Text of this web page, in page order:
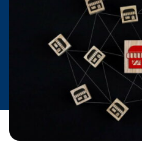
INICIATIVAS